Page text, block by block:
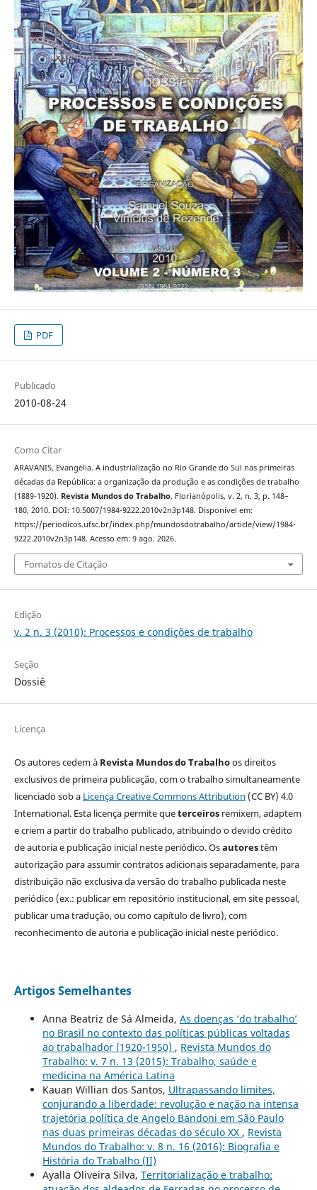
PDF
Publicado
2010-08-24
Como Citar
ARAVANIS, Evangelia. A industrialização no Rio Grande do Sul nas primeiras
décadas da República: a organização da produção e as condições de trabalho
(1889-1920). Revista Mundos do Trabalho, Florianópolis, v. 2, n. 3, p. 148–
180, 2010. DOI: 10.5007/1984-9222.2010v2n3p148. Disponível em:
https://periodicos.ufsc.br/index.php/mundosdotrabalho/article/view/1984-
9222.2010v2n3p148. Acesso em: 9 ago. 2026.
Fomatos de Citação
Edição
v. 2 n. 3 (2010): Processos e condições de trabalho
Seção
Dossiê
Licença
Os autores cedem à Revista Mundos do Trabalhoos direitos
exclusivos de primeira publicação, com o trabalho simultaneamente
licenciado sob a Licença Creative Commons Attribution (CC BY) 4.0
International. Esta licença permite queterceirosremixem, adaptem
e criem a partir do trabalho publicado, atribuindo o devido crédito
de autoria e publicação inicial neste periódico. Osautorestêm
autorização para assumir contratos adicionais separadamente, para
distribuição não exclusiva da versão do trabalho publicada neste
periódico (ex.: publicar em repositório institucional, em site pessoal,
publicar uma tradução, ou como capítulo de livro), com
reconhecimento de autoria e publicação inicial neste periódico.
Artigos Semelhantes
Anna Beatriz de Sá Almeida, As doenças ‘do trabalho’
no Brasil no contexto das políticas públicas voltadas
ao trabalhador (1920-1950) , Revista Mundos do
Trabalho: v. 7 n. 13 (2015): Trabalho, saúde e
medicina na América Latina
Kauan Willian dos Santos, Ultrapassando limites,
conjurando a liberdade: revolução e nação na intensa
trajetória política de Angelo Bandoni em São Paulo
nas duas primeiras décadas do século XX , Revista
Mundos do Trabalho: v. 8 n. 16 (2016): Biografia e
História do Trabalho (II)
Ayalla Oliveira Silva, Territorialização e trabalho: